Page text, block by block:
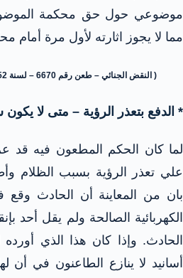
موضوعي حول حق محكمة
مما لا يجوز اثارته لأول مرة أمام
( النقض الجنائي – طعن رقم 6670 – لسنة 52 ق تاريخ الجلسة 5 / 4 / 1983 )
* الدفع بتعذر الرؤية – متى لا
لما كان الحكم المطعون فيه قد
علي تعذر الرؤية بسبب الظلام
بان من المعاينة أن الحادث وقع
الكهربائية الصالحة ولم يقل أحد
الحادث. وإذا كان هذا الذي
أسانيد لا ينازع الطاعنون في أن